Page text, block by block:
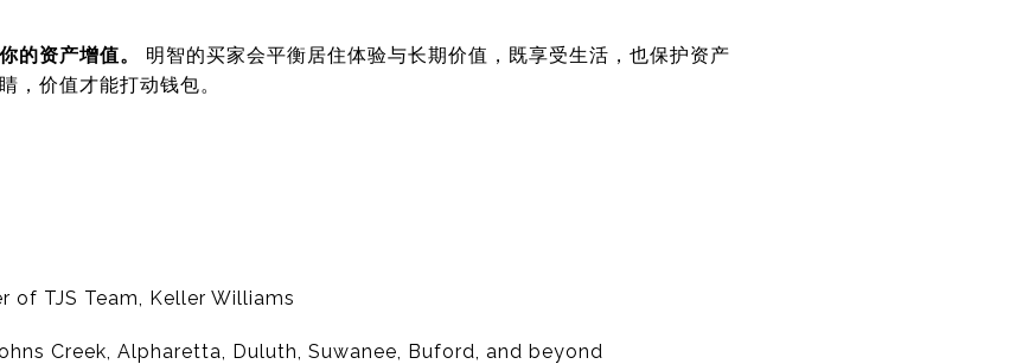
的资产增值。
明智的买家会平衡居住体验与长期价值，既享受生活，也保护资产
，价值才能打动钱包。
of TJS Team, Keller Williams
Creek, Alpharetta, Duluth, Suwanee, Buford, and beyond